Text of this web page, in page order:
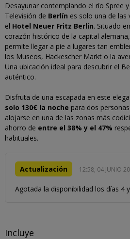
Desayunar contemplando el río Spree
Televisión de Berlín es solo una de las
el Hotel Neuer Fritz Berlin. Situado
corazón histórico de la capital
permite llegar a pie a lugares tan
los Museos, Hackescher Markt o la
Una ubicación ideal para descubrir el
auténtico.
Disfruta de una escapada en este
solo 130€ la noche para dos
alojarse en una de las zonas más
ahorro de entre el 38% y el 47%
habituales.
Actualización 12:58, 04 JUNIO
Agotada la disponibilidad los días 4
Incluye